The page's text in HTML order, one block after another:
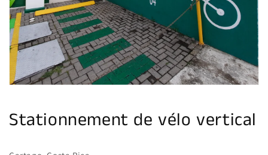
la
vue
de
la
galerie
Stationnement de vélo vertical